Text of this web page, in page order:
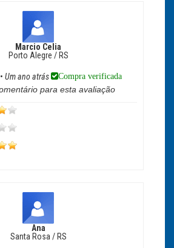
Marcio Celia
Porto Alegre / RS
• Um ano atrás Compra verificada
para esta avaliação
Ana
Santa Rosa / RS